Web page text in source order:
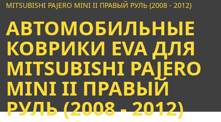
MITSUBISHI PAJERO MINI II ПРАВЫЙ РУЛЬ (2008 - 2012)
АВТОМОБИЛЬНЫЕ
КОВРИКИ EVA ДЛЯ
MITSUBISHI PAJERO
MINI II ПРАВЫЙ
РУЛЬ (2008 - 2012)